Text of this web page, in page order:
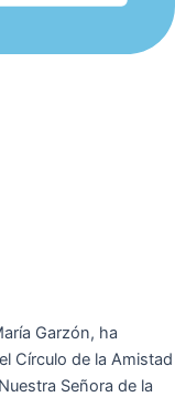
Garzón, ha
Círculo de la Amistad
Señora de la